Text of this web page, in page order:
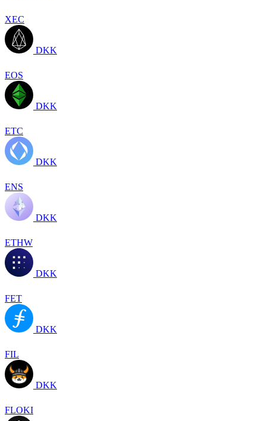
XEC
DKK
EOS
DKK
ETC
DKK
ENS
DKK
ETHW
DKK
FET
DKK
FIL
DKK
FLOKI